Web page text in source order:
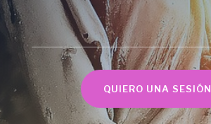
QUIERO UNA SESIÓN